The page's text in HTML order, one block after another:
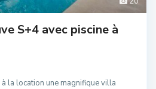
S+4 avec piscine à
la location une magnifique villa